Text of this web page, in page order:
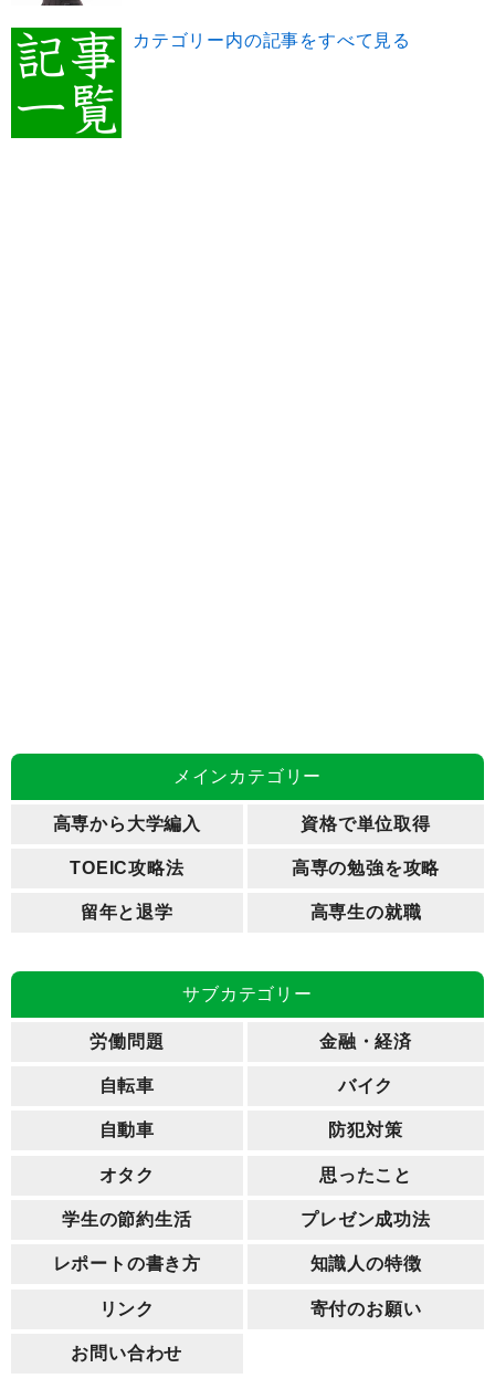
カテゴリー内の記事をすべて見る
メインカテゴリー
高専から大学編入 資格で単位取得
TOEIC攻略法 高専の勉強を攻略
留年と退学 高専生の就職
サブカテゴリー
労働問題 金融・経済
自転車 バイク
自動車 防犯対策
オタク 思ったこと
学生の節約生活 プレゼン成功法
レポートの書き方 知識人の特徴
リンク 寄付のお願い
お問い合わせ